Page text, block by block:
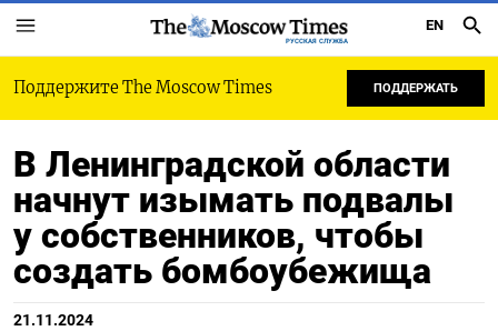
РУССКАЯ СЛУЖБА
EN
Поддержите The Moscow Times ПОДДЕРЖАТЬ
В Ленинградской области
начнут изымать подвалы
у собственников, чтобы
создать бомбоубежища
21.11.2024